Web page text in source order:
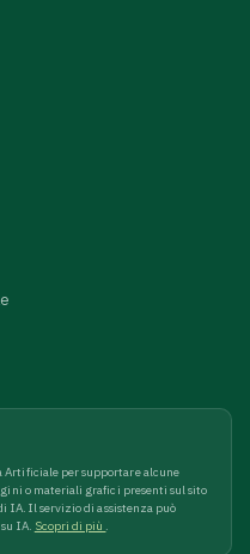
per supportare alcune
o materiali grafici presenti sul sito
IA. Il servizio di assistenza può
IA. Scopri di più .